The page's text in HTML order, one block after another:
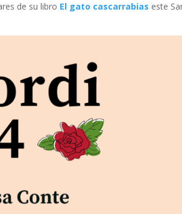
de su libro El gato cascarrabias este